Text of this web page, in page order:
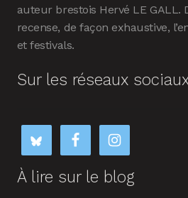
auteur brestois Hervé LE GALL.
recense, de façon exhaustive,
et festivals.
Sur les réseaux
À lire sur le blog